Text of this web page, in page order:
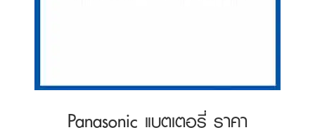
Panasonic แบตเตอรี่ ราคา